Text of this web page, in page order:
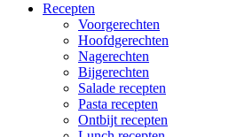
Recepten
Voorgerechten
Hoofdgerechten
Nagerechten
Bijgerechten
Salade recepten
Pasta recepten
Ontbijt recepten